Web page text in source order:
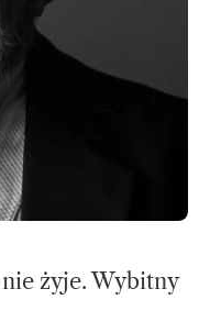
żyje. Wybitny